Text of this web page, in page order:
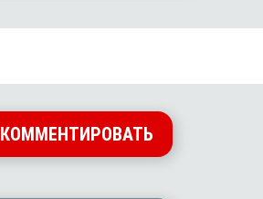
КОММЕНТИРОВАТЬ